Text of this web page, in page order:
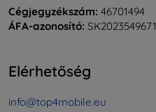
Cégjegyzékszám: 46701494
ÁFA-azonosító: SK2023549671
Elérhetőség
info@top4mobile.eu